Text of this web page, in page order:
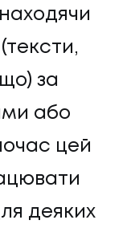
за
або
цей
деяких